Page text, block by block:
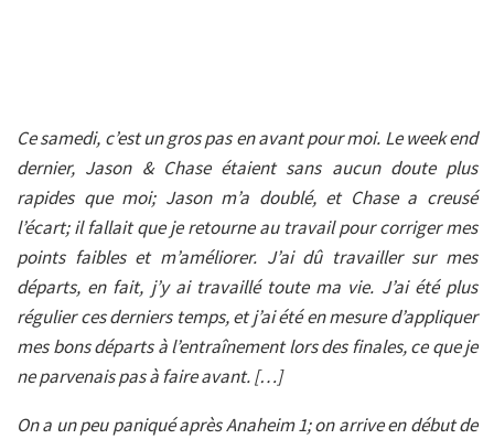
Ce samedi, c’est un gros pas en avant pour moi. Le week end
dernier, Jason & Chase étaient sans aucun doute plus
rapides que moi; Jason m’a doublé, et Chase a creusé
l’écart; il fallait que je retourne au travail pour corriger mes
points faibles et m’améliorer. J’ai dû travailler sur mes
départs, en fait, j’y ai travaillé toute ma vie. J’ai été plus
régulier ces derniers temps, et j’ai été en mesure d’appliquer
mes bons départs à l’entraînement lors des finales, ce que je
ne parvenais pas à faire avant. […]
On a un peu paniqué après Anaheim 1; on arrive en début de